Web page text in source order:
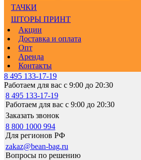
ТАЧКИ
ШТОРЫ ПРИНТ
Акции
Доставка и оплата
Опт
Аренда
Контакты
8 495 133-17-19
Работаем для вас с 9:00 до 20:30
8 495 133-17-19
Работаем для вас с 9:00 до 20:30
Заказать звонок
8 800 1000 994
Для регионов РФ
zakaz@bean-bag.ru
Вопросы по решению